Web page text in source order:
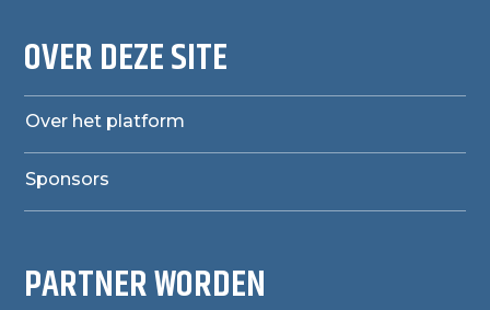
OVER DEZE SITE
Over het platform
Sponsors
PARTNER WORDEN